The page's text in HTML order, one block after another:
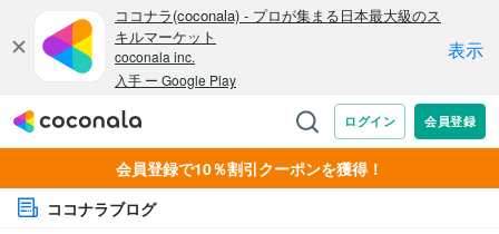
会員登録で10％割引クーポンを獲得！
ココナラブログ